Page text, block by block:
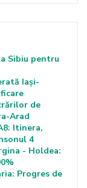
Sibiu pentru
Iași-
de
Arad
Itinera,
4
- Holdea:
Progres de